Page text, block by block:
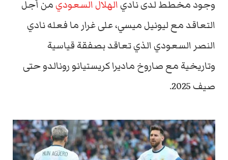
وجود مخطط لدى ناديالهلال السعوديمن أجل
التعاقد مع ليونيل ميسي، على غرار ما فعله نادي
النصر السعودي الذي تعاقد بصفقة قياسية
وتاريخية مع صاروخ ماديرا كريستيانو رونالدو حتى
صيف 2025.